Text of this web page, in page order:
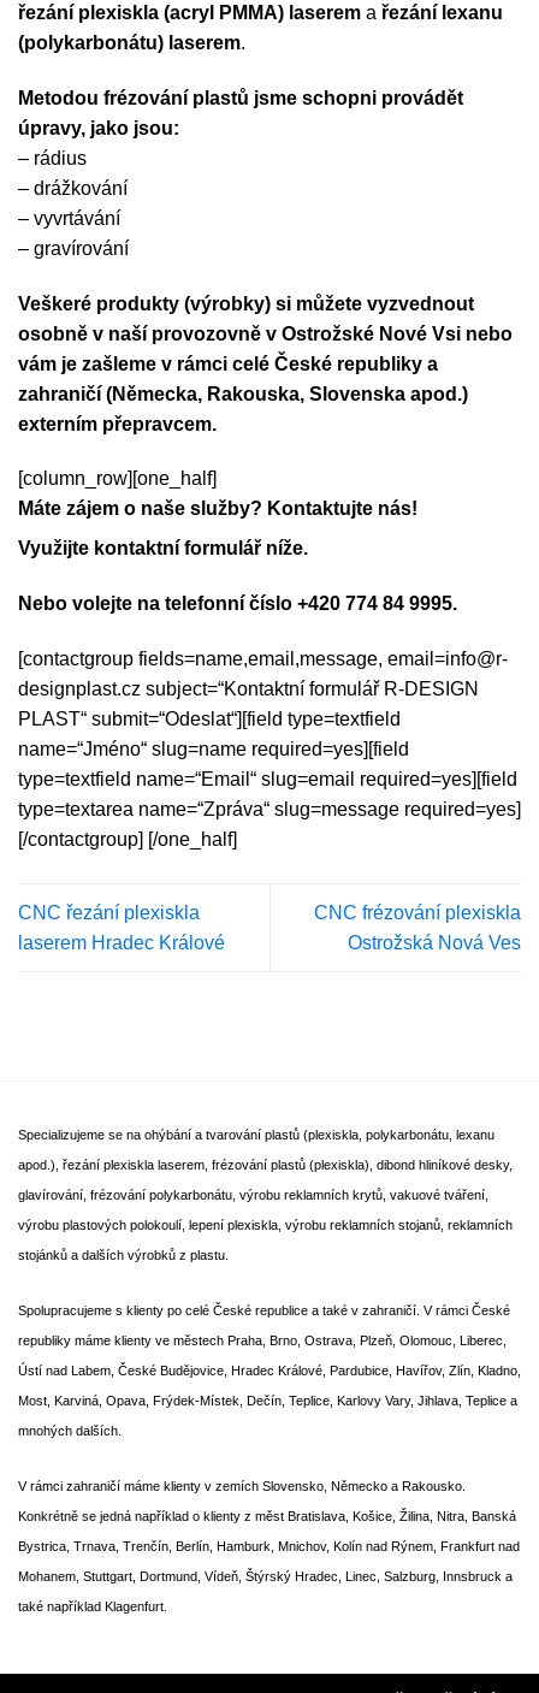
řezání plexiskla (acryl PMMA) laserem a řezání lexanu
(polykarbonátu) laserem.
Metodou frézování plastů jsme schopni provádět
úpravy, jako jsou:
– rádius
– drážkování
– vyvrtávání
– gravírování
Veškeré produkty (výrobky) si můžete vyzvednout
osobně v naší provozovně v Ostrožské Nové Vsi nebo
vám je zašleme v rámci celé České republiky a
zahraničí (Německa, Rakouska, Slovenska apod.)
externím přepravcem.
[column_row][one_half]
Máte zájem o naše služby? Kontaktujte nás!
Využijte kontaktní formulář níže.
Nebo volejte na telefonní číslo +420 774 84 9995.
[contactgroup fields=name,email,message, email=info@r-
designplast.cz subject=“Kontaktní formulář R-DESIGN
PLAST“ submit=“Odeslat“][field type=textfield
name=“Jméno“ slug=name required=yes][field
type=textfield name=“Email“ slug=email required=yes][field
type=textarea name=“Zpráva“ slug=message required=yes]
[/contactgroup] [/one_half]
CNC řezání plexiskla
laserem Hradec Králové
CNC frézování plexiskla
Ostrožská Nová Ves
Specializujeme se na ohýbání a tvarování plastů (plexiskla, polykarbonátu, lexanu
apod.), řezání plexiskla laserem, frézování plastů (plexiskla), dibond hliníkové desky,
glavírování, frézování polykarbonátu, výrobu reklamních krytů, vakuové tváření,
výrobu plastových polokoulí, lepení plexiskla, výrobu reklamních stojanů, reklamních
stojánků a dalších výrobků z plastu.
Spolupracujeme s klienty po celé České republice a také v zahraničí. V rámci České
republiky máme klienty ve městech Praha, Brno, Ostrava, Plzeň, Olomouc, Liberec,
Ústí nad Labem, České Budějovice, Hradec Králové, Pardubice, Havířov, Zlín, Kladno,
Most, Karviná, Opava, Frýdek-Místek, Dečín, Teplice, Karlovy Vary, Jihlava, Teplice a
mnohých dalších.
V rámci zahraničí máme klienty v zemích Slovensko, Německo a Rakousko.
Konkrétně se jedná například o klienty z měst Bratislava, Košice, Žilina, Nitra, Banská
Bystrica, Trnava, Trenčín, Berlín, Hamburk, Mnichov, Kolín nad Rýnem, Frankfurt nad
Mohanem, Stuttgart, Dortmund, Vídeň, Štýrský Hradec, Linec, Salzburg, Innsbruck a
také například Klagenfurt.